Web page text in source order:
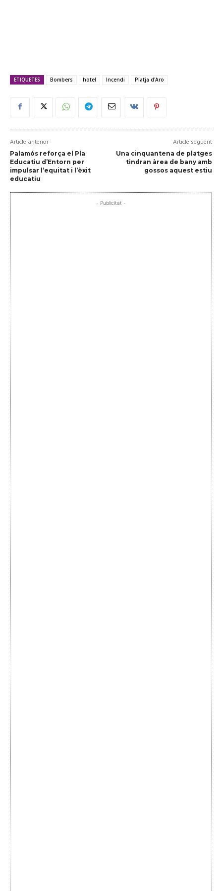
ETIQUETES Bombers hotel Incendi Platja d'Aro
Article anterior
Palamós reforça el Pla
Educatiu d’Entorn per
impulsar l’equitat i l’èxit
educatiu
Article següent
Una cinquantena de platges
tindran àrea de bany amb
gossos aquest estiu
- Publicitat -